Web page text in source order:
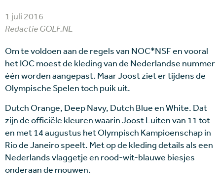
1 juli 2016
Redactie GOLF.NL
Om te voldoen aan de regels van NOC*NSF en vooral
het IOC moest de kleding van de Nederlandse nummer
één worden aangepast. Maar Joost ziet er tijdens de
Olympische Spelen toch puik uit.
Dutch Orange, Deep Navy, Dutch Blue en White. Dat
zijn de officiële kleuren waarin Joost Luiten van 11 tot
en met 14 augustus het Olympisch Kampioenschap in
Rio de Janeiro speelt. Met op de kleding details als een
Nederlands vlaggetje en rood-wit-blauwe biesjes
onderaan de mouwen.